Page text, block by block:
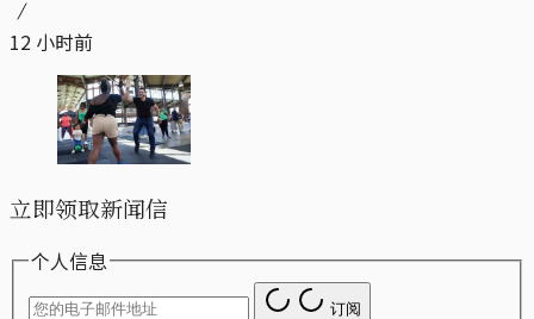
12 小时前
立即领取新闻信
个人信息
订阅